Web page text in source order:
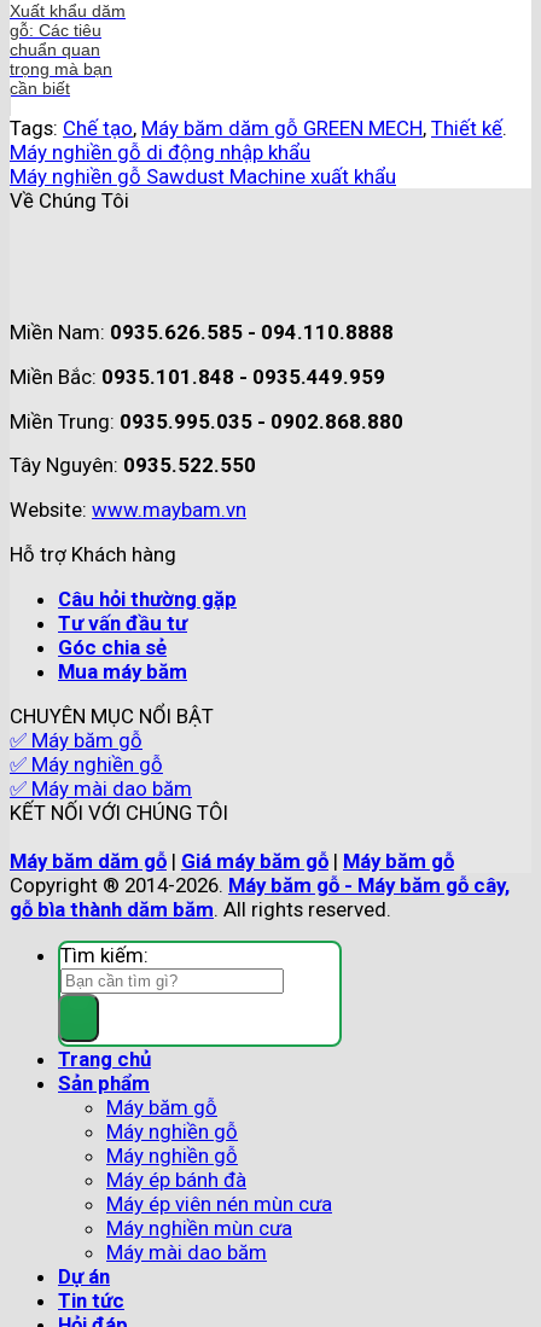
Xuất khẩu dăm
gỗ: Các tiêu
chuẩn quan
trọng mà bạn
cần biết
Tags: Chế tạo, Máy băm dăm gỗ GREEN MECH, Thiết kế.
Máy nghiền gỗ di động nhập khẩu
Máy nghiền gỗ Sawdust Machine xuất khẩu
Về Chúng Tôi
Miền Nam: 0935.626.585 - 094.110.8888
Miền Bắc: 0935.101.848 - 0935.449.959
Miền Trung: 0935.995.035 - 0902.868.880
Tây Nguyên: 0935.522.550
Website: www.maybam.vn
Hỗ trợ Khách hàng
Câu hỏi thường gặp
Tư vấn đầu tư
Góc chia sẻ
Mua máy băm
CHUYÊN MỤC NỔI BẬT
✅ Máy băm gỗ
✅ Máy nghiền gỗ
✅ Máy mài dao băm
KẾT NỐI VỚI CHÚNG TÔI
Máy băm dăm gỗ | Giá máy băm gỗ | Máy băm gỗ
Copyright ® 2014-2026. Máy băm gỗ - Máy băm gỗ cây,
gỗ bìa thành dăm băm. All rights reserved.
Tìm kiếm:
Trang chủ
Sản phẩm
Máy băm gỗ
Máy nghiền gỗ
Máy nghiền gỗ
Máy ép bánh đà
Máy ép viên nén mùn cưa
Máy nghiền mùn cưa
Máy mài dao băm
Dự án
Tin tức